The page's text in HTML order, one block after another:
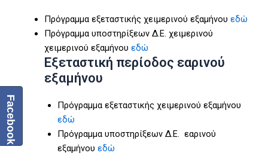
Πρόγραμμα εξεταστικής χειμερινού εξαμήνου εδώ
Πρόγραμμα υποστηρίξεων Δ.Ε. χειμερινού
χειμερινού εξαμήνου εδώ
Eξεταστική περίοδος εαρινού
εξαμήνου
Πρόγραμμα εξεταστικής χειμερινού εξαμήνου
εδώ
Πρόγραμμα υποστηρίξεων Δ.Ε. εαρινού
εξαμήνου εδώ
Facebook